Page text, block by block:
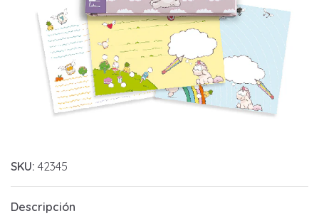
SKU: 42345
Descripción